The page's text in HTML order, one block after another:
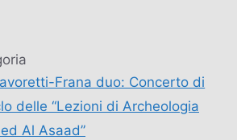
Frana duo: Concerto di
delle “Lezioni di Archeologia
Al Asaad”